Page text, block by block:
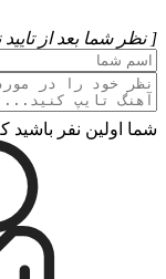
[ نظر شما بعد از
شما اولین نفر باشید